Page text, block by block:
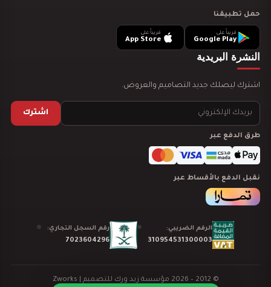
تصميم ديكور مطعم بروست يجذب العملاء ويرفع…
تصميم ديكور مطعم شاورما يجذب العملاء ويرفع…
تصميم ديكور مطعم برجر يجذب العملاء ويرفع…
حمل تطبيقنا
قريباً على
Google Play
قريباً على
App Store
النشرة البريدية
اشترك ليصلك جديد التصاميم والعروض.
اشترك
طرق الدفع عبر
نقبل الدفع بالأقساط عبر
الرقم الضريبي:
310954531300003
رقم السجل التجاري:
7023604296
© 2012 – 2026 مؤسسة زيد ورك للتصميم |
Zworks